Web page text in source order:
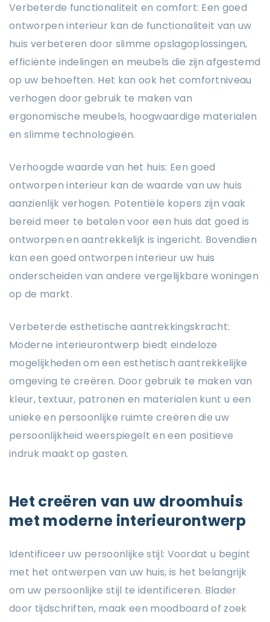
Verbeterde functionaliteit en comfort: Een goed
ontworpen interieur kan de functionaliteit van uw
huis verbeteren door slimme opslagoplossingen,
efficiënte indelingen en meubels die zijn afgestemd
op uw behoeften. Het kan ook het comfortniveau
verhogen door gebruik te maken van
ergonomische meubels, hoogwaardige materialen
en slimme technologieën.
Verhoogde waarde van het huis: Een goed
ontworpen interieur kan de waarde van uw huis
aanzienlijk verhogen. Potentiële kopers zijn vaak
bereid meer te betalen voor een huis dat goed is
ontworpen en aantrekkelijk is ingericht. Bovendien
kan een goed ontworpen interieur uw huis
onderscheiden van andere vergelijkbare woningen
op de markt.
Verbeterde esthetische aantrekkingskracht:
Moderne interieurontwerp biedt eindeloze
mogelijkheden om een ​​esthetisch aantrekkelijke
omgeving te creëren. Door gebruik te maken van
kleur, textuur, patronen en materialen kunt u een
unieke en persoonlijke ruimte creëren die uw
persoonlijkheid weerspiegelt en een positieve
indruk maakt op gasten.
Het creëren van uw droomhuis
met moderne interieurontwerp
Identificeer uw persoonlijke stijl: Voordat u begint
met het ontwerpen van uw huis, is het belangrijk
om uw persoonlijke stijl te identificeren. Blader
door tijdschriften, maak een moodboard of zoek